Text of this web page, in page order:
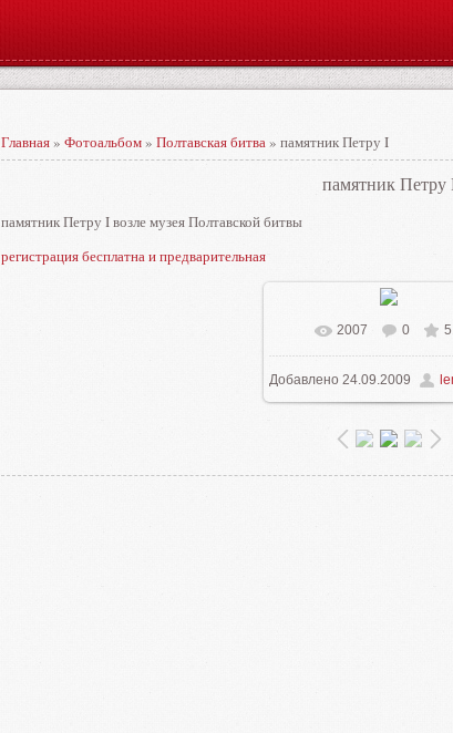
Главная» Фотоальбом» Полтавская битва» памятник Петру I
памятник Петру
памятник Петру I возле музея Полтавской битвы
регистрация бесплатна и предварительная
В реальном размере
206.0Kb
2007 0
Добавлено 24.09.2009